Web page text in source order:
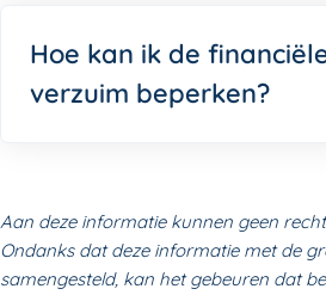
Hoe kan ik de
verzuim beperken?
Aan deze informatie kunnen geen
Ondanks dat deze informatie met de
samengesteld, kan het gebeuren dat